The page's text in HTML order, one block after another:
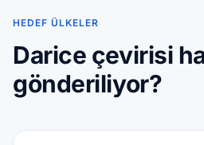
HEDEF ÜLKELER
Darice çevirisi
gönderiliyor?